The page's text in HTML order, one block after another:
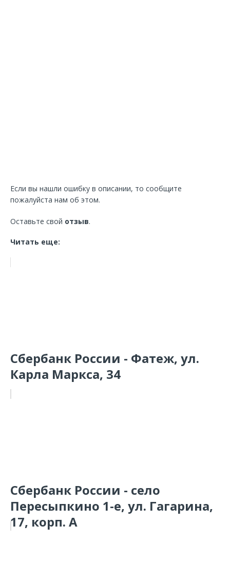
Если вы нашли ошибку в описании, то сообщите
пожалуйста нам об этом.
Оставьте свой отзыв.
Читать еще:
Сбербанк России - Фатеж, ул.
Карла Маркса, 34
Сбербанк России - село
Пересыпкино 1-е, ул. Гагарина,
17, корп. А